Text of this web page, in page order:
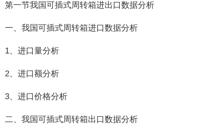
第一节我国可插式周转箱进出口数据分析
一、我国可插式周转箱进口数据分析
1、进口量分析
2、进口额分析
3、进口价格分析
二、我国可插式周转箱出口数据分析